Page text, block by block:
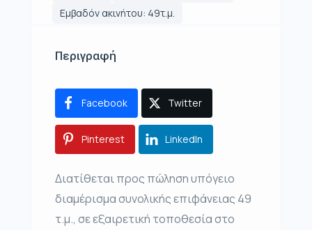
Εμβαδόν ακινήτου: 49τ.μ.
Περιγραφή
Facebook Twitter
Pinterest LinkedIn
Διατίθεται προς πώληση υπόγειο
διαμέρισμα συνολικής επιφάνειας 49
τ.μ., σε εξαιρετική τοποθεσία στο